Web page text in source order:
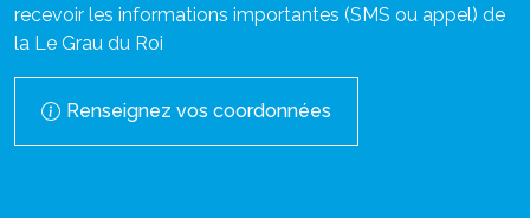
recevoir les informations importantes (SMS ou appel) de
la Le Grau du Roi
Renseignez vos coordonnées